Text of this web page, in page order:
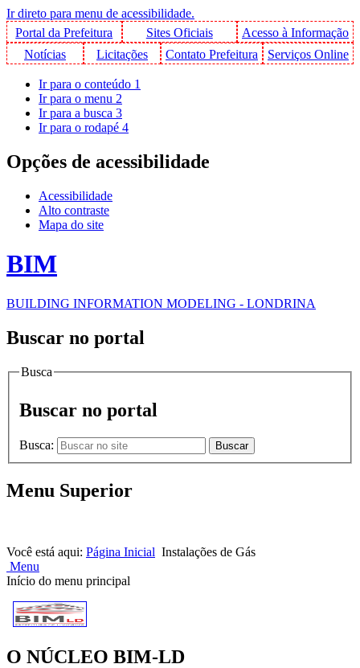
Ir direto para menu de acessibilidade.
Portal da Prefeitura
Sites Oficiais
Acesso à Informação
Notícias
Licitações Contato Prefeitura Serviços Online
Ir para o conteúdo 1
Ir para o menu 2
Ir para a busca 3
Ir para o rodapé 4
Opções de acessibilidade
Acessibilidade
Alto contraste
Mapa do site
BIM
BUILDING INFORMATION MODELING - LONDRINA
Buscar no portal
Busca
Buscar no portal
Busca: Buscar
Menu Superior
Você está aqui: Página Inicial Instalações de Gás
Menu
Início do menu principal
O NÚCLEO BIM-LD